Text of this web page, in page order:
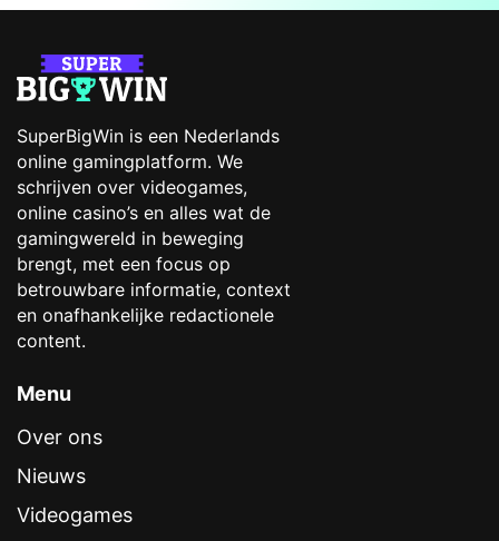
SuperBigWin is een Nederlands
online gamingplatform. We
schrijven over videogames,
online casino’s en alles wat de
gamingwereld in beweging
brengt, met een focus op
betrouwbare informatie, context
en onafhankelijke redactionele
content.
Menu
Over ons
Nieuws
Videogames